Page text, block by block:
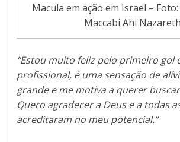
Macula em ação em Israel –
Maccabi Ahi Nazareth
“Estou muito feliz pelo primeiro gol
profissional, é uma sensação de
grande e me motiva a querer
Quero agradecer a Deus e a todas
acreditaram no meu potencial.”